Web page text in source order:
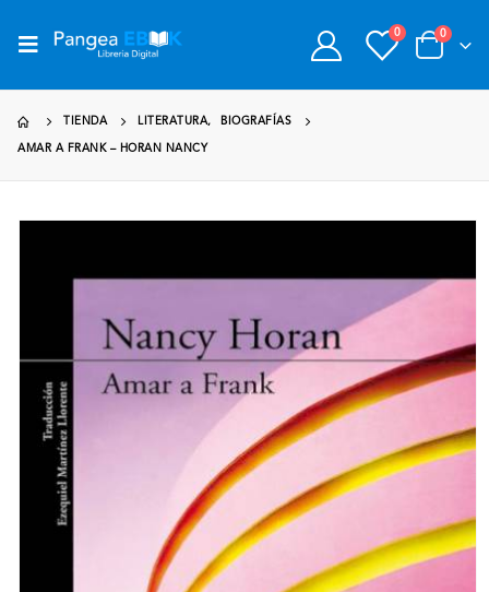
0 0
TIENDA LITERATURA, BIOGRAFÍAS
AMAR A FRANK – HORAN NANCY